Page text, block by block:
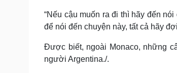
“Nếu cậu muốn ra đi thì hãy đến
để nói đến chuyện này, tất cả hãy
Được biết, ngoài Monaco, những
người Argentina./.